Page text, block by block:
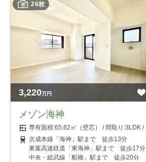
26枚
3,220万円
メゾン海神
65.62㎡（壁芯）
3LDK
京成本線「海神」駅まで 徒歩13分
東葉高速鉄道「東海神」駅まで 徒歩17分
中央・総武線「船橋」駅まで 徒歩20分